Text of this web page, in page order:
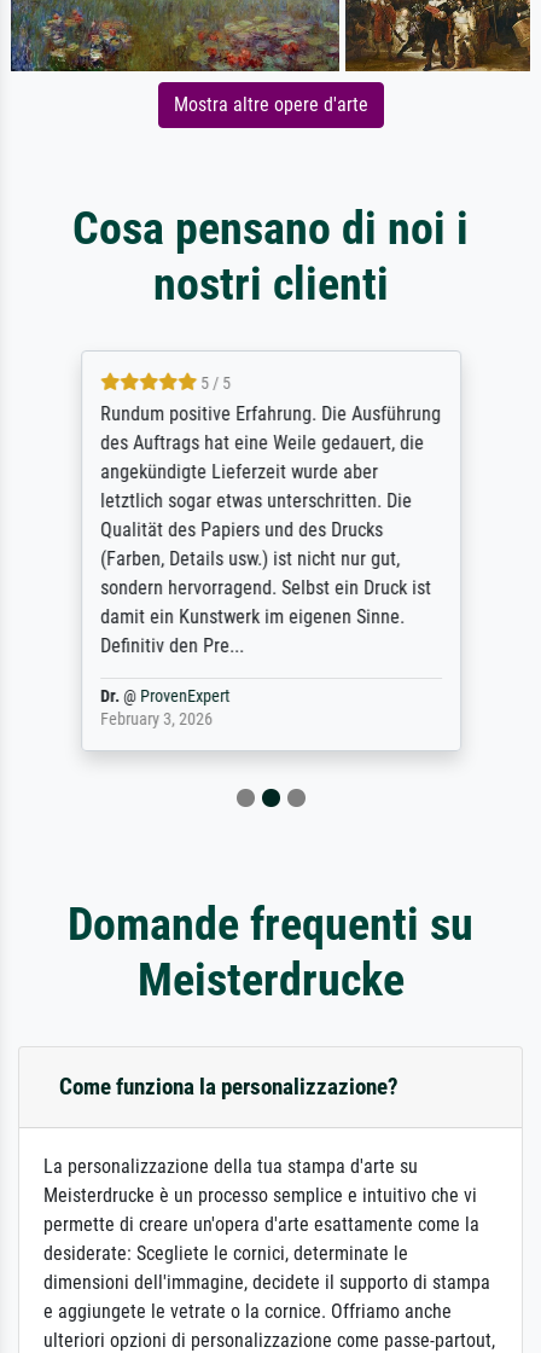
Mostra altre opere d'arte
Cosa pensano di noi i
nostri clienti
5 / 5
Rundum positive Erfahrung. Die Ausführung
des Auftrags hat eine Weile gedauert, die
angekündigte Lieferzeit wurde aber
letztlich sogar etwas unterschritten. Die
Qualität des Papiers und des Drucks
(Farben, Details usw.) ist nicht nur gut,
sondern hervorragend. Selbst ein Druck ist
damit ein Kunstwerk im eigenen Sinne.
Definitiv den Pre...
Dr.@ ProvenExpert
February 3, 2026
Domande frequenti su
Meisterdrucke
Come funziona la personalizzazione?
La personalizzazione della tua stampa d'arte su
Meisterdrucke è un processo semplice e intuitivo che vi
permette di creare un'opera d'arte esattamente come la
desiderate: Scegliete le cornici, determinate le
dimensioni dell'immagine, decidete il supporto di stampa
e aggiungete le vetrate o la cornice. Offriamo anche
ulteriori opzioni di personalizzazione come passe-partout,